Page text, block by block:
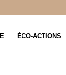
ÉCO-ACTIONS